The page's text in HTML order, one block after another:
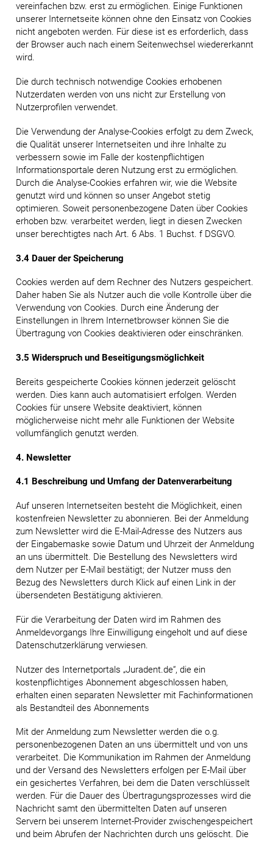
vereinfachen bzw. erst zu ermöglichen. Einige Funktionen
unserer Internetseite können ohne den Einsatz von Cookies
nicht angeboten werden. Für diese ist es erforderlich, dass
der Browser auch nach einem Seitenwechsel wiedererkannt
wird.
Die durch technisch notwendige Cookies erhobenen
Nutzerdaten werden von uns nicht zur Erstellung von
Nutzerprofilen verwendet.
Die Verwendung der Analyse-Cookies erfolgt zu dem Zweck,
die Qualität unserer Internetseiten und ihre Inhalte zu
verbessern sowie im Falle der kostenpflichtigen
Informationsportale deren Nutzung erst zu ermöglichen.
Durch die Analyse-Cookies erfahren wir, wie die Website
genutzt wird und können so unser Angebot stetig
optimieren. Soweit personenbezogene Daten über Cookies
erhoben bzw. verarbeitet werden, liegt in diesen Zwecken
unser berechtigtes nach Art. 6 Abs. 1 Buchst. f DSGVO.
3.4 Dauer der Speicherung
Cookies werden auf dem Rechner des Nutzers gespeichert.
Daher haben Sie als Nutzer auch die volle Kontrolle über die
Verwendung von Cookies. Durch eine Änderung der
Einstellungen in Ihrem Internetbrowser können Sie die
Übertragung von Cookies deaktivieren oder einschränken.
3.5 Widerspruch und Beseitigungsmöglichkeit
Bereits gespeicherte Cookies können jederzeit gelöscht
werden. Dies kann auch automatisiert erfolgen. Werden
Cookies für unsere Website deaktiviert, können
möglicherweise nicht mehr alle Funktionen der Website
vollumfänglich genutzt werden.
4. Newsletter
4.1 Beschreibung und Umfang der Datenverarbeitung
Auf unseren Internetseiten besteht die Möglichkeit, einen
kostenfreien Newsletter zu abonnieren. Bei der Anmeldung
zum Newsletter wird die E-Mail-Adresse des Nutzers aus
der Eingabemaske sowie Datum und Uhrzeit der Anmeldung
an uns übermittelt. Die Bestellung des Newsletters wird
dem Nutzer per E-Mail bestätigt; der Nutzer muss den
Bezug des Newsletters durch Klick auf einen Link in der
übersendeten Bestätigung aktivieren.
Für die Verarbeitung der Daten wird im Rahmen des
Anmeldevorgangs Ihre Einwilligung eingeholt und auf diese
Datenschutzerklärung verwiesen.
Nutzer des Internetportals „Juradent.de“, die ein
kostenpflichtiges Abonnement abgeschlossen haben,
erhalten einen separaten Newsletter mit Fachinformationen
als Bestandteil des Abonnements
Mit der Anmeldung zum Newsletter werden die o.g.
personenbezogenen Daten an uns übermittelt und von uns
verarbeitet. Die Kommunikation im Rahmen der Anmeldung
und der Versand des Newsletters erfolgen per E-Mail über
ein gesichertes Verfahren, bei dem die Daten verschlüsselt
werden. Für die Dauer des Übertragungsprozesses wird die
Nachricht samt den übermittelten Daten auf unseren
Servern bei unserem Internet-Provider zwischengespeichert
und beim Abrufen der Nachrichten durch uns gelöscht. Die